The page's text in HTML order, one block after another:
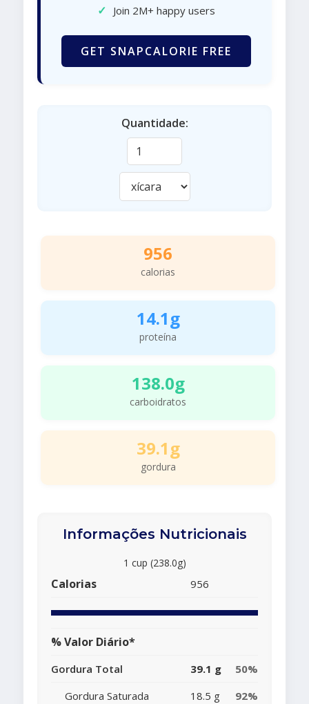
✓ Join 2M+ happy users
GET SNAPCALORIE FREE
Quantidade:
956
calorias
14.1g
proteína
138.0g
carboidratos
39.1g
gordura
Informações Nutricionais
1 cup (238.0g)
Calorias 956
% Valor Diário*
Gordura Total 39.1 g
50%
Gordura Saturada
18.5 g
92%